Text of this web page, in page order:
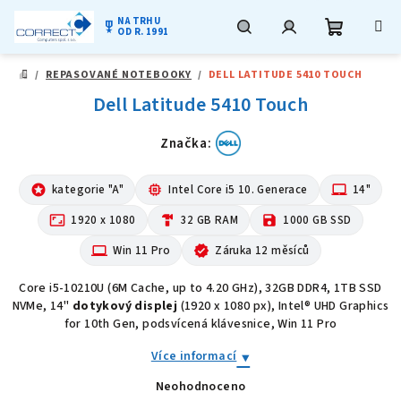
military_tech NA TRHU
OD R. 1991
DOMŮ
/ REPASOVANÉ NOTEBOOKY / DELL LATITUDE 5410 TOUCH
Dell Latitude 5410 Touch
Značka:
stars kategorie "A" memory Intel Core i5 10. Generace laptop_mac 14"
aspect_ratio 1920 x 1080 hardware 32 GB RAM save 1000 GB SSD
computer Win 11 Pro verified Záruka 12 měsíců
Core i5-10210U (6M Cache, up to 4.20 GHz), 32GB DDR4, 1TB SSD
NVMe, 14" dotykový displej (1920 x 1080 px), Intel® UHD Graphics
for 10th Gen, podsvícená klávesnice, Win 11 Pro
Více informací
Průměrné
Neohodnoceno